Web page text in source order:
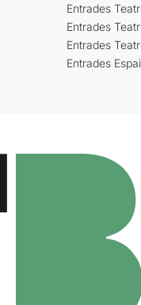
Entrades
Entrades
Entrades
Entrades